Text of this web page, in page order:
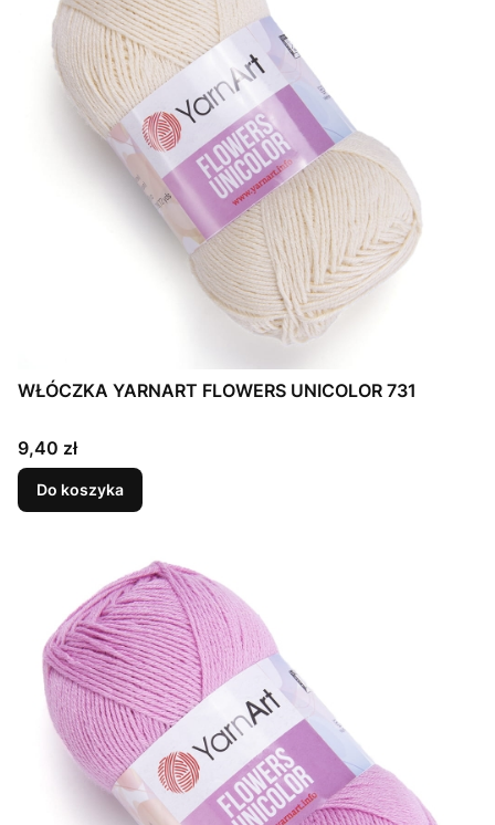
WŁÓCZKA YARNART FLOWERS UNICOLOR 731
Cena
9,40 zł
Do koszyka